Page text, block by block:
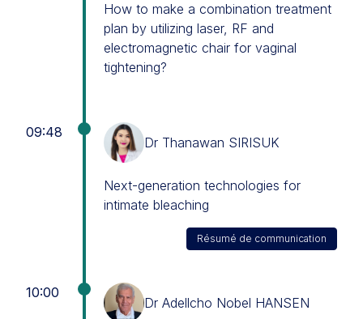
How to make a combination treatment
plan by utilizing laser, RF and
electromagnetic chair for vaginal
tightening?
09:48
Dr Thanawan SIRISUK
Next-generation technologies for
intimate bleaching
Résumé de communication
10:00
Dr Adellcho Nobel HANSEN